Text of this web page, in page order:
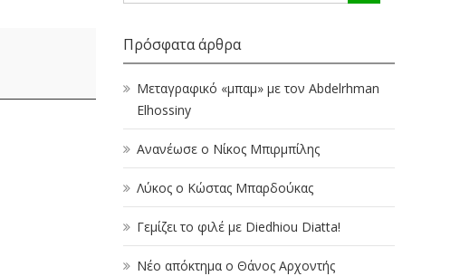
Πρόσφατα άρθρα
Μεταγραφικό «μπαμ» με τον Abdelrhman
Elhossiny
Ανανέωσε ο Νίκος Μπιρμπίλης
Λύκος ο Κώστας Μπαρδούκας
Γεμίζει το φιλέ με Diedhiou Diatta!
Νέο απόκτημα ο Θάνος Αρχοντής